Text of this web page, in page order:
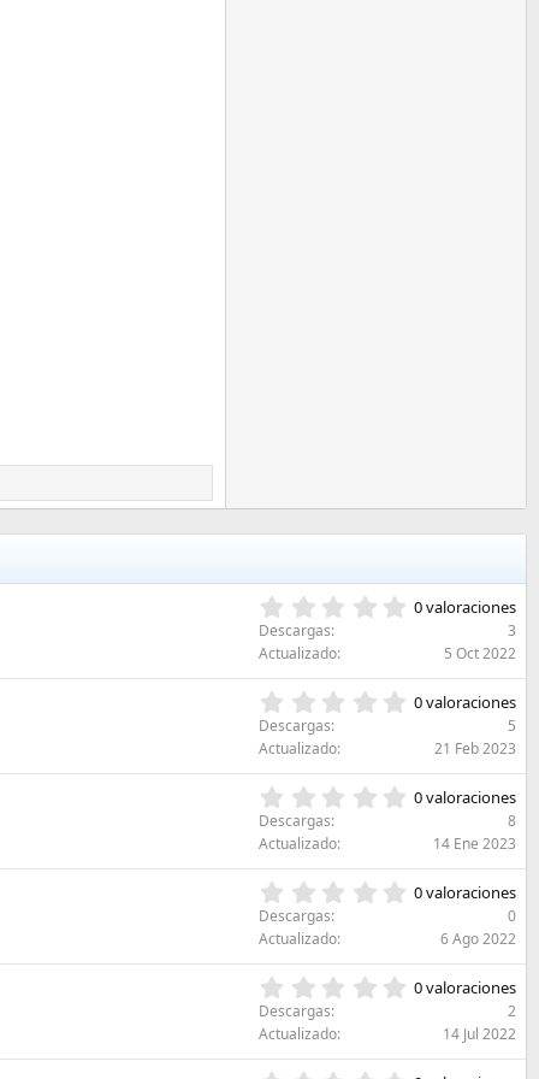
0
e
s
e
(
s
0 valoraciones
Descargas
3
Actualizado
5 Oct 2022
0
e
s
e
(
s
0 valoraciones
Descargas
5
Actualizado
21 Feb 2023
0
e
s
e
(
0 valoraciones
Descargas
8
Actualizado
14 Ene 2023
0
e
s
e
0 valoraciones
Descargas
0
Actualizado
6 Ago 2022
0
e
0 valoraciones
Descargas
2
Actualizado
14 Jul 2022